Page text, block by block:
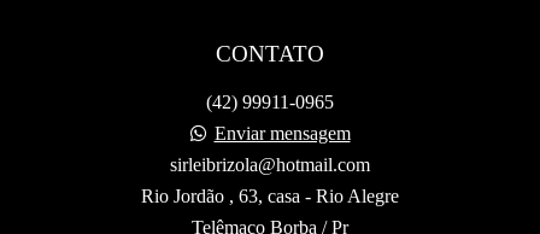
CONTATO
(42) 99911-0965
Enviar mensagem
sirleibrizola@hotmail.com
Rio Jordão , 63, casa - Rio Alegre
Telêmaco Borba / Pr